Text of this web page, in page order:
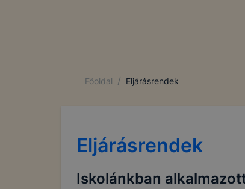
Főoldal / Eljárásrendek
Eljárásrendek
Iskolánkban